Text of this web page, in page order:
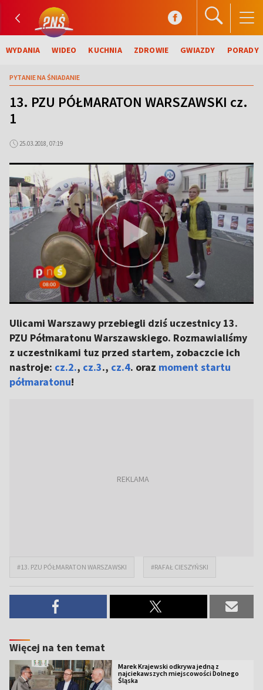
WYDANIA WIDEO KUCHNIA ZDROWIE GWIAZDY PORADY
PYTANIE NA ŚNIADANIE
13. PZU PÓŁMARATON WARSZAWSKI cz.
1
25.03.2018, 07:19
Ulicami Warszawy przebiegli dziś uczestnicy 13.
PZU Półmaratonu Warszawskiego. Rozmawialiśmy
z uczestnikami tuz przed startem, zobaczcie ich
nastroje: cz.2., cz.3., cz.4. oraz moment startu
półmaratonu!
#13. PZU PÓŁMARATON WARSZAWSKI #RAFAŁ CIESZYŃSKI
Więcej na ten temat
Marek Krajewski odkrywa jedną z
najciekawszych miejscowości Dolnego
Śląska